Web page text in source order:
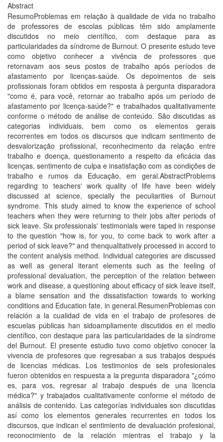
Abstract
ResumoProblemas em relação à qualidade de vida no trabalho
de professores de escolas públicas têm sido amplamente
discutidos no meio cientí­fico, com destaque para as
particularidades da sí­ndrome de Burnout. O presente estudo teve
como objetivo conhecer a vivência de professores que
retornavam aos seus postos de trabalho após perí­odos de
afastamento por licenças-saúde. Os depoimentos de seis
profissionais foram obtidos em resposta à pergunta disparadora
"como é, para você, retornar ao trabalho após um perí­odo de
afastamento por licença-saúde?" e trabalhados qualitativamente
conforme o método de análise de conteúdo. São discutidas as
categorias individuais, bem como os elementos gerais
recorrentes em todos os discursos que indicam sentimento de
desvalorização profissional, reconhecimento da relação entre
trabalho e doença, questionamento a respeito da eficácia das
licenças, sentimento de culpa e insatisfação com as condições de
trabalho e rumos da Educação, em geral.AbstractProblems
regarding to teachers' work quality of life have been widely
discussed at science, specially the peculiarities of Burnout
syndrome. This study aimed to know the experience of school
teachers when they were returning to their jobs after periods of
sick leave. Six professionals' testimonials were taped in response
to the question "how is, for you, to come back to work after a
period of sick leave?" and thenqualitatively processed in accord to
the content analysis method. Individual categories are discussed
as well as general iterant elements such as the feeling of
professional devaluation, the perception of the relation between
work and disease, a questioning about efficacy of sick leave itself,
a blame sensation and the dissatisfaction towards to working
conditions and Education fate, in general.ResumenProblemas con
relación a la cualidad de vida en el trabajo de profesores de
escuelas públicas han sidoampliamente discutidos en el medio
cientí­fico, con destaque para las particularidades de la sí­ndrome
del Burnout. El presente estudio tuvo como objetivo conocer la
vivencia de profesores que regresaban a sus trabajos después
de licencias médicas. Los testimonios de seis profesionales
fueron obtenidos en respuesta a la pregunta disparadora "¿cómo
es, para vos, regresar al trabajo después de una licencia
médica?" y trabajados cualitativamente conforme el método de
análisis de contenido. Las categorí­as individuales son discutidas
así­ como los elementos generales recurrentes en todos los
discursos, que indican el sentimiento de devaluación profesional,
reconocimiento de la relación mientras el trabajo y la